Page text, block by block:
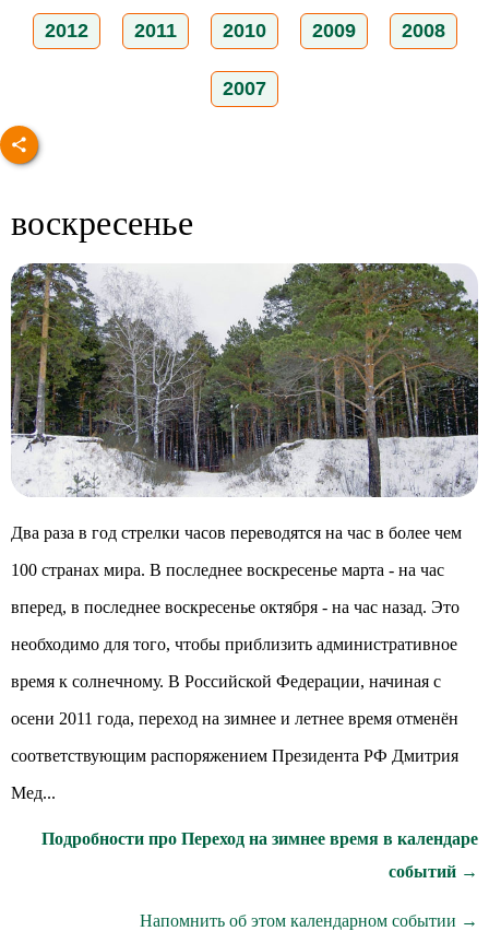
2012 2011 2010 2009 2008
2007
воскресенье
Два раза в год стрелки часов переводятся на час в более чем
100 странах мира. В последнее воскресенье марта - на час
вперед, в последнее воскресенье октября - на час назад. Это
необходимо для того, чтобы приблизить административное
время к солнечному. В Российской Федерации, начиная с
осени 2011 года, переход на зимнее и летнее время отменён
соответствующим распоряжением Президента РФ Дмитрия
Мед...
Подробности про Переход на зимнее время в календаре
событий →
Напомнить об этом календарном событии →